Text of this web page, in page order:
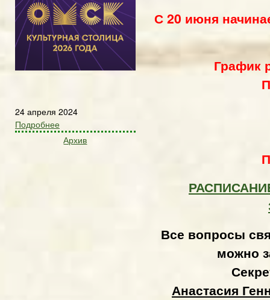
24 апреля 2024
Подробнее
Архив
С 20 июня
График
Все вопросы
можно
Анастасия